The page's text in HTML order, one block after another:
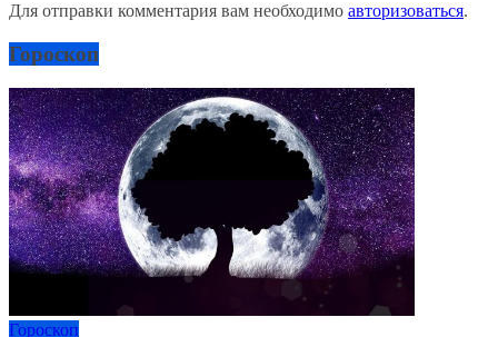
Для отправки комментария вам необходимо авторизоваться.
Гороскоп
Гороскоп